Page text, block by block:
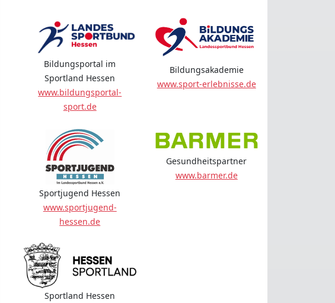
Bildungsportal im
Sportland Hessen
www.bildungsportal-
sport.de
Bildungsakademie
www.sport-erlebnisse.de
Sportjugend Hessen
www.sportjugend-
hessen.de
Gesundheitspartner
www.barmer.de
Sportland Hessen